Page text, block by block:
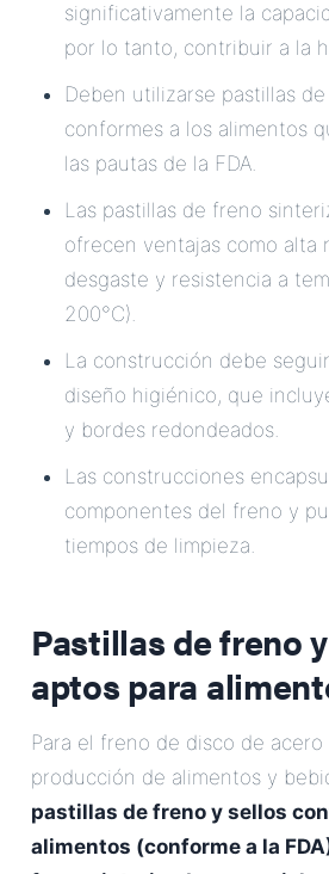
significativamente la
por lo tanto, contribuir a la
Deben utilizarse pastillas
conformes a los alimentos
las pautas de la FDA.
Las pastillas de freno
ofrecen ventajas como alta
desgaste y resistencia a
200°C).
La construcción debe
diseño higiénico, que
y bordes redondeados.
Las construcciones
componentes del freno y
tiempos de limpieza.
Pastillas de freno
aptos para
Para el freno de disco de
producción de alimentos y
pastillas de freno y sellos
alimentos (conforme a la